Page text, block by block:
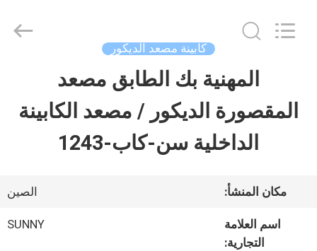
منتجات
أشرطة
فيديو
SUNNY
كابينة مصعد الديكور
المهنية بك الطابق مصعد
المقصورة الديكور / مصعد الكابينة
الداخلية سن-كاب-1243
مكان المنشأ: الصين
اسم العلامة
التجارية:
SUNNY